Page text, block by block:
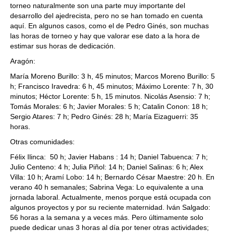
torneo naturalmente son una parte muy importante del
desarrollo del ajedrecista, pero no se han tomado en cuenta
aquí. En algunos casos, como el de Pedro Ginés, son muchas
las horas de torneo y hay que valorar ese dato a la hora de
estimar sus horas de dedicación.
Aragón:
María Moreno Burillo: 3 h, 45 minutos; Marcos Moreno Burillo: 5
h; Francisco Iravedra: 6 h, 45 minutos; Máximo Lorente: 7 h, 30
minutos; Héctor Lorente: 5 h, 15 minutos. Nicolás Asensio: 7 h;
Tomás Morales: 6 h; Javier Morales: 5 h; Catalin Conon: 18 h;
Sergio Atares: 7 h; Pedro Ginés: 28 h; María Eizaguerri: 35
horas.
Otras comunidades:
Félix Ilinca: 50 h; Javier Habans : 14 h; Daniel Tabuenca: 7 h;
Julio Centeno: 4 h; Julia Piñol: 14 h; Daniel Salinas: 6 h; Alex
Villa: 10 h; Aramí Lobo: 14 h; Bernardo César Maestre: 20 h. En
verano 40 h semanales; Sabrina Vega: Lo equivalente a una
jornada laboral. Actualmente, menos porque está ocupada con
algunos proyectos y por su reciente maternidad. Iván Salgado:
56 horas a la semana y a veces más. Pero últimamente solo
puede dedicar unas 3 horas al día por tener otras actividades;